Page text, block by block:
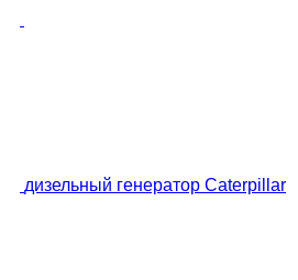
дизельный генератор Caterpillar